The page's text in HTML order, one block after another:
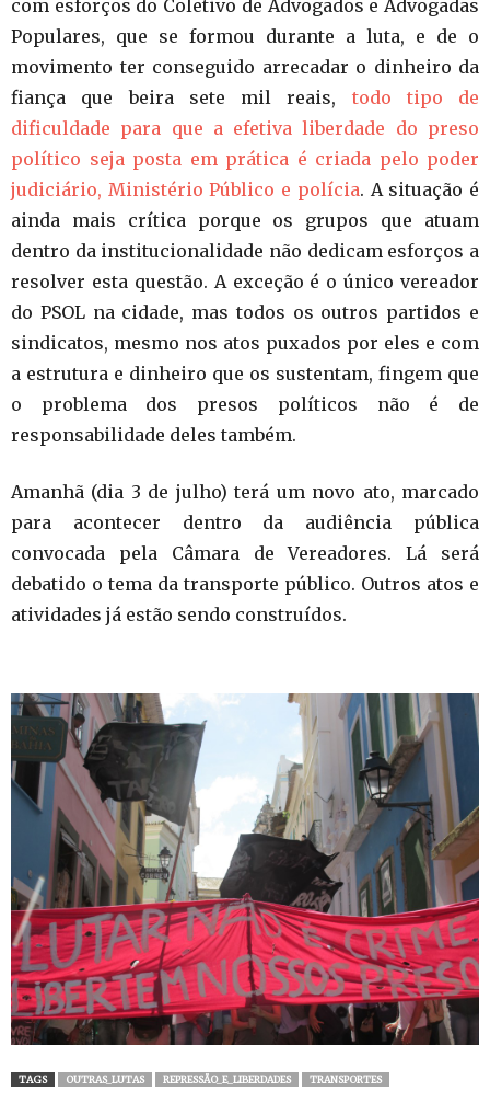
com esforços do Coletivo de Advogados e Advogadas
Populares, que se formou durante a luta, e de o
movimento ter conseguido arrecadar o dinheiro da
fiança que beira sete mil reais, todo tipo de
dificuldade para que a efetiva liberdade do preso
político seja posta em prática é criada pelo poder
judiciário, Ministério Público e polícia. A situação é
ainda mais crítica porque os grupos que atuam
dentro da institucionalidade não dedicam esforços a
resolver esta questão. A exceção é o único vereador
do PSOL na cidade, mas todos os outros partidos e
sindicatos, mesmo nos atos puxados por eles e com
a estrutura e dinheiro que os sustentam, fingem que
o problema dos presos políticos não é de
responsabilidade deles também.
Amanhã (dia 3 de julho) terá um novo ato, marcado
para acontecer dentro da audiência pública
convocada pela Câmara de Vereadores. Lá será
debatido o tema da transporte público. Outros atos e
atividades já estão sendo construídos.
TAGS OUTRAS_LUTAS REPRESSÃO_E_LIBERDADES TRANSPORTES